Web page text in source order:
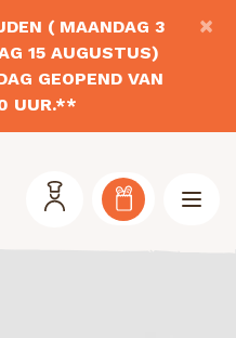
×
( MAANDAG 3
15 AUGUSTUS)
GEOPEND VAN
UUR.**